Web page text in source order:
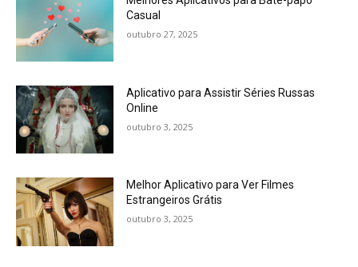
Casual
outubro 27, 2025
Aplicativo para Assistir Séries Russas
Online
outubro 3, 2025
Melhor Aplicativo para Ver Filmes
Estrangeiros Grátis
outubro 3, 2025